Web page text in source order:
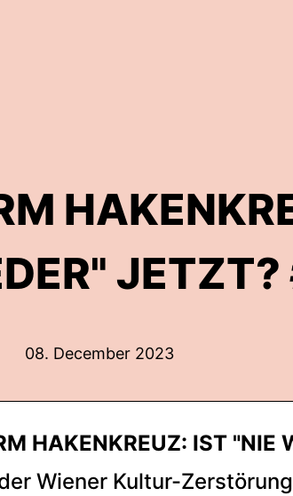
08. December 2023